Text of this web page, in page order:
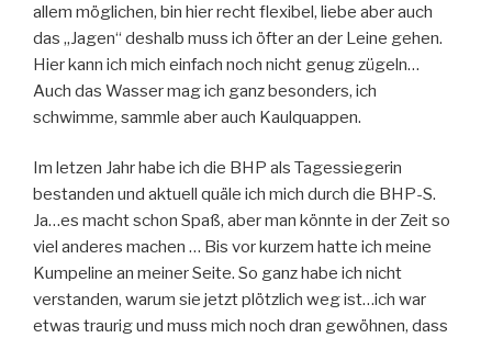
allem möglichen, bin hier recht flexibel, liebe aber auch
das „Jagen“ deshalb muss ich öfter an der Leine gehen.
Hier kann ich mich einfach noch nicht genug zügeln…
Auch das Wasser mag ich ganz besonders, ich
schwimme, sammle aber auch Kaulquappen.
Im letzen Jahr habe ich die BHP als Tagessiegerin
bestanden und aktuell quäle ich mich durch die BHP-S.
Ja…es macht schon Spaß, aber man könnte in der Zeit so
viel anderes machen … Bis vor kurzem hatte ich meine
Kumpeline an meiner Seite. So ganz habe ich nicht
verstanden, warum sie jetzt plötzlich weg ist…ich war
etwas traurig und muss mich noch dran gewöhnen, dass